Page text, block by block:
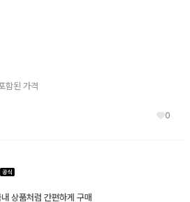
함된 가격
0
상품처럼 간편하게 구매